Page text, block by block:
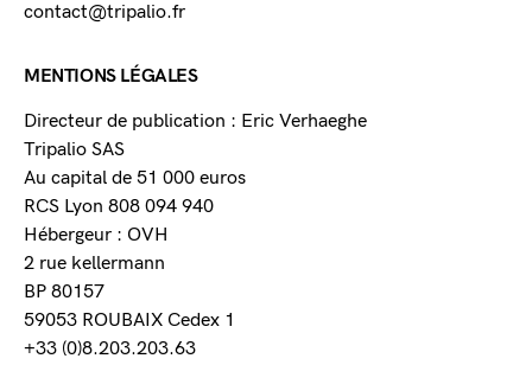
contact@tripalio.fr
MENTIONS LÉGALES
Directeur de publication : Eric Verhaeghe
Tripalio SAS
Au capital de 51 000 euros
RCS Lyon 808 094 940
Hébergeur : OVH
2 rue kellermann
BP 80157
59053 ROUBAIX Cedex 1
+33 (0)8.203.203.63